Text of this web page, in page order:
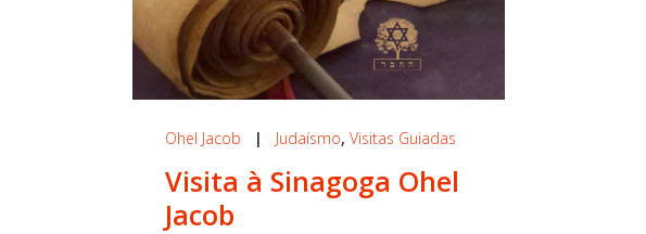
Ohel Jacob | Judaísmo, Visitas Guiadas
Visita à Sinagoga Ohel
Jacob